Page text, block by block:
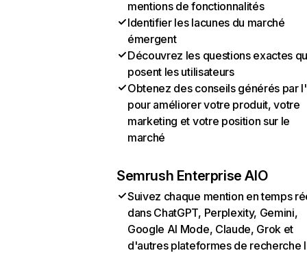
mentions de fonctionnalités
Identifier les lacunes du marché
émergent
Découvrez les questions exactes
posent les utilisateurs
Obtenez des conseils générés par
pour améliorer votre produit, votre
marketing et votre position sur le
marché
Semrush Enterprise AIO
Suivez chaque mention en temps
dans ChatGPT, Perplexity, Gemini,
Google AI Mode, Claude, Grok et
d'autres plateformes de recherche